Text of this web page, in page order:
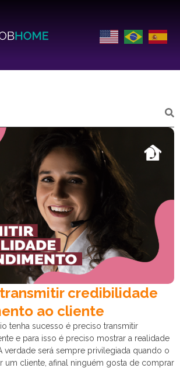
credibilidade
ao cliente
tenha sucesso é preciso transmitir
e para isso é preciso mostrar a realidade
verdade será sempre privilegiada quando o
um cliente, afinal ninguém gosta de comprar